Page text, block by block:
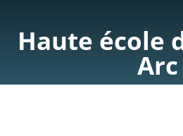
Haute école
Arc